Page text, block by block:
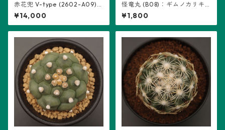
赤花兜 V-type (2602-A09)：
アストロフィツム属 ※実生
¥14,000
怪竜丸 (B08)：ギムノカリキ
ウム属 ※実生
¥1,800